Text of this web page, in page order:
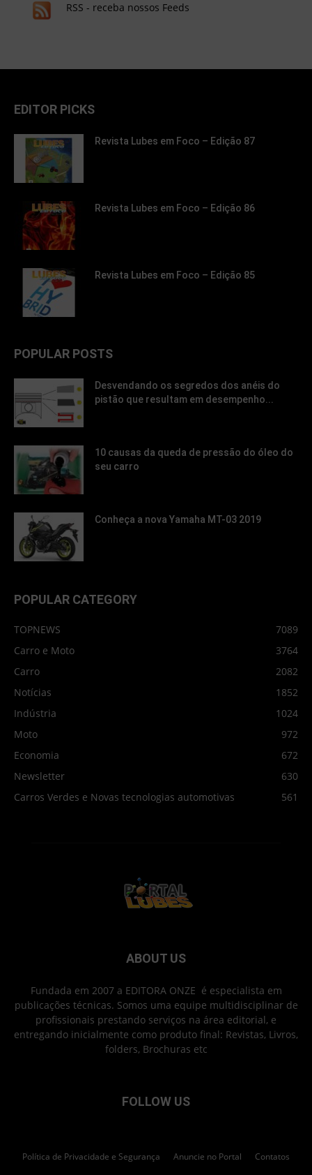
RSS - receba nossos Feeds
EDITOR PICKS
Revista Lubes em Foco – Edição 87
Revista Lubes em Foco – Edição 86
Revista Lubes em Foco – Edição 85
POPULAR POSTS
Desvendando os segredos dos anéis do
pistão que resultam em desempenho...
10 causas da queda de pressão do óleo do
seu carro
Conheça a nova Yamaha MT-03 2019
POPULAR CATEGORY
TOPNEWS
7089
Carro e Moto
3764
Carro
2082
Notícias
1852
Indústria
1024
Moto
972
Economia
672
Newsletter
630
Carros Verdes e Novas tecnologias automotivas
561
ABOUT US
Fundada em 2007 a EDITORA ONZE é especialista em
publicações técnicas. Somos uma equipe multidisciplinar de
profissionais prestando serviços na área editorial, e
entregando inicialmente como produto final: Revistas, Livros,
folders, Brochuras etc
FOLLOW US
Política de Privacidade e Segurança Anuncie no Portal Contatos